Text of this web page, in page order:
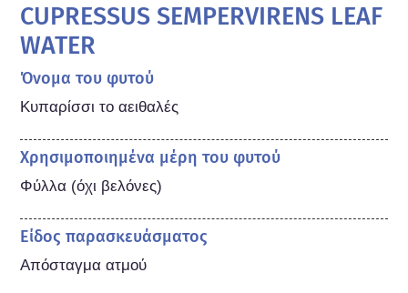
CUPRESSUS SEMPERVIRENS LEAF
WATER
Όνομα του φυτού
Κυπαρίσσι το αειθαλές
Χρησιμοποιημένα μέρη του φυτού
Φύλλα (όχι βελόνες)
Είδος παρασκευάσματος
Απόσταγμα ατμού